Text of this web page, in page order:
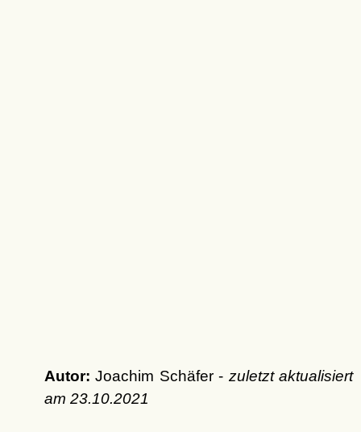
Autor: Joachim Schäfer - zuletzt aktualisiert
am 23.10.2021